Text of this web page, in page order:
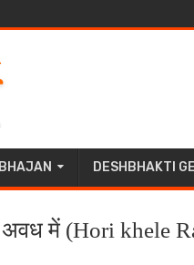
BHAJAN DESHBHAKTI
अवध में (Hori khele